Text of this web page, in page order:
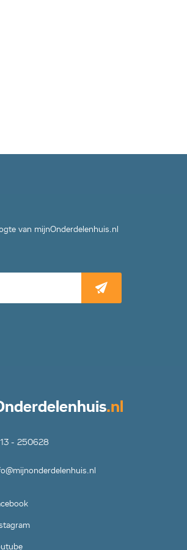
van mijnOnderdelenhuis.nl
.nl
- 250628